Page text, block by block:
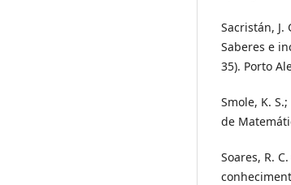
Sacristán, J.
Saberes e
35). Porto
Smole, K.
de
Soares, R.